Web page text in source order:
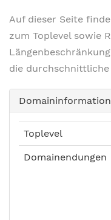
Auf dieser Seite
zum Toplevel sowie
die durchschnittliche
Toplevel
Domainendungen